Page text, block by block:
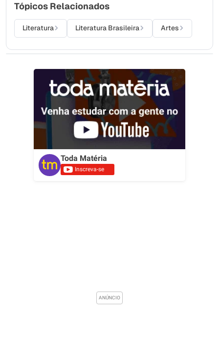
Tópicos Relacionados
Literatura Literatura Brasileira Artes
Toda Matéria
Inscreva-se